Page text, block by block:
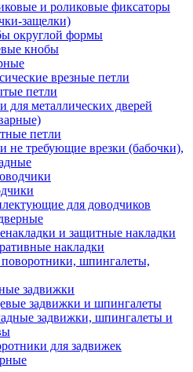
и роликовые фиксаторы
защелки)
округлой формы
кнобы
врезные петли
петли
для металлических дверей
петли
не требующие врезки (бабочки),
для доводчиков
и защитные накладки
накладки
шпингалеты,
задвижки
задвижки и шпингалеты
задвижки, шпингалеты и
для задвижек